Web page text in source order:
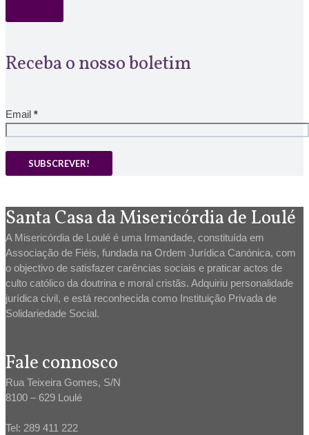
Receba o nosso boletim
Email *
Santa Casa da Misericórdia de Loulé
A Misericórdia de Loulé é uma Irmandade, constituída em
Associação de Fiéis, fundada na Ordem Jurídica Canónica, com
o objectivo de satisfazer carências sociais e praticar actos de
culto católico da doutrina e moral cristãs. Adquiriu personalidade
jurídica civil, e está reconhecida como Instituição Privada de
Solidariedade Social.
Fale connosco
Rua Teixeira Gomes, S/N
8100 – 629 Loulé
Tel: 289 411 222